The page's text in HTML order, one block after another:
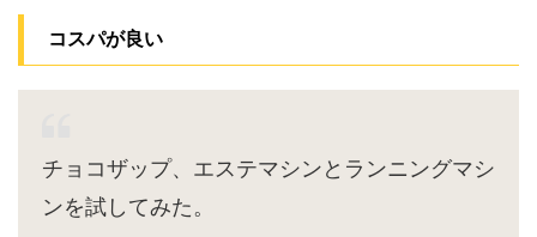
コスパが良い
チョコザップ、エステマシンとランニングマシ
ンを試してみた。